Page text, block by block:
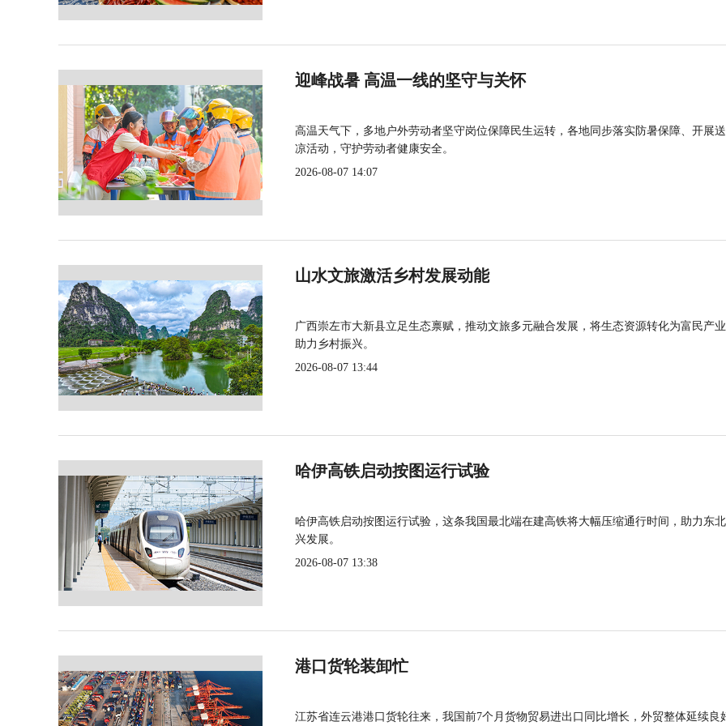
迎峰战暑 高温一线的坚守与关怀
高温天气下，多地户外劳动者坚守岗位保障民生运转，各地同步落实防暑保障、开展
凉活动，守护劳动者健康安全。
2026-08-07 14:07
山水文旅激活乡村发展动能
广西崇左市大新县立足生态禀赋，推动文旅多元融合发展，将生态资源转化为富民产
助力乡村振兴。
2026-08-07 13:44
哈伊高铁启动按图运行试验
哈伊高铁启动按图运行试验，这条我国最北端在建高铁将大幅压缩通行时间，助力东
兴发展。
2026-08-07 13:38
港口货轮装卸忙
江苏省连云港港口货轮往来，我国前7个月货物贸易进出口同比增长，外贸整体延续良